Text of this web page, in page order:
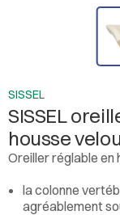
SISSEL
SISSEL
housse
Oreiller réglable en
la colonne
agréablement